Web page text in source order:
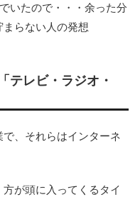
いたので・・・余った分
らない人の発想
テレビ・ラジオ・
、それらはインターネ
方が頭に入ってくるタイ